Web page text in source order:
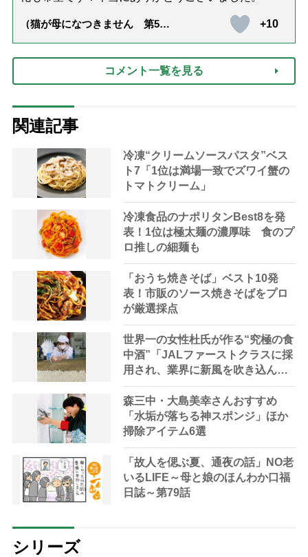
（猫が母になつきません 第500
+10
コメント一覧を見る
関連記事
冷凍“クリームソースパスタ”ベス
ト7「1位は満場一致でズワイ蟹の
トマトクリーム」
冷凍食品のナポリタンBest8を発
表！1位は極太麺の濃厚味 食のプ
ロ推しの細麺も
「おうち焼きそば」ベスト10発
表！市販のソース焼きそばをプロ
が厳選採点
世界一の女性杜氏が作る“究極の食
中酒”「JALファーストクラスに採
用され、業界に新風を吹き込ん
だ」
森三中・大島美幸さんおすすめ
「水垢が落ちる神スポンジ」ほか
掃除アイテム6選
「故人を偲ぶ夏、通夜の話」NO老
いるLIFE～母と娘のほんわか口福
日誌～第79話
シリーズ